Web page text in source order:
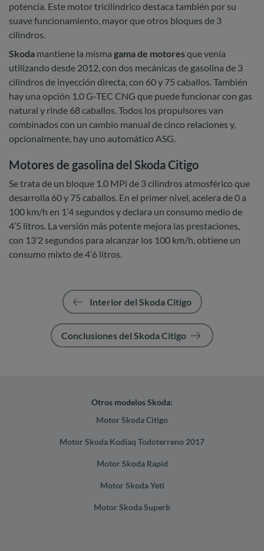
potencia. Este motor tricilíndrico destaca también por su
suave funcionamiento, mayor que otros bloques de 3
cilindros.
Skoda mantiene la misma gama de motoresque venía
utilizando desde 2012, con dos mecánicas de gasolina de 3
cilindros de inyección directa, con 60 y 75 caballos. También
hay una opción 1.0 G-TEC CNG que puede funcionar con gas
natural y rinde 68 caballos. Todos los propulsores van
combinados con un cambio manual de cinco relaciones y,
opcionalmente, hay uno automático ASG.
Motores de gasolina del Skoda Citigo
Se trata de un bloque 1.0 MPi de 3 cilindros atmosférico que
desarrolla 60 y 75 caballos. En el primer nivel, acelera de 0 a
100 km/h en 1’4 segundos y declara un consumo medio de
4’5 litros. La versión más potente mejora las prestaciones,
con 13’2 segundos para alcanzar los 100 km/h, obtiene un
consumo mixto de 4’6 litros.
Interior del Skoda Citigo
Conclusiones del Skoda Citigo
Otros modelos Skoda:
Motor Skoda Citigo
Motor Skoda Kodiaq Todoterreno 2017
Motor Skoda Rapid
Motor Skoda Yeti
Motor Skoda Superb